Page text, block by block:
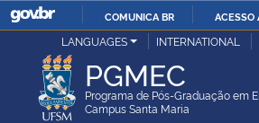
IR
O
COMUNICA BR ACESSO
Ministério da Justiça e Segurança Pública
LANGUAGES INTERNATIONAL
PGMEC
Programa de Pós-Graduação em
Campus Santa Maria